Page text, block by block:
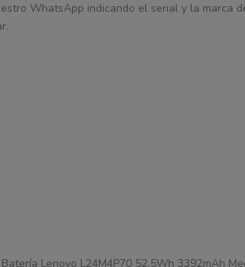
WhatsApp indicando el serial y la marca
Lenovo L24M4P70 52.5Wh 3392mAh